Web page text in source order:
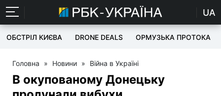
UA
ОБСТРІЛ КИЄВА DRONE DEALS ОРМУЗЬКА ПРОТОКА
Головна » Новини » Війна в Україні
В окупованому Донецьку